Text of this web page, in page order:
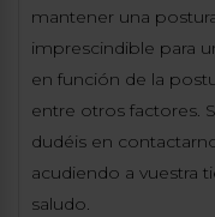
mantener una
imprescindible para
en función de la
entre otros factores.
dudéis en
acudiendo a vuestra
saludo.